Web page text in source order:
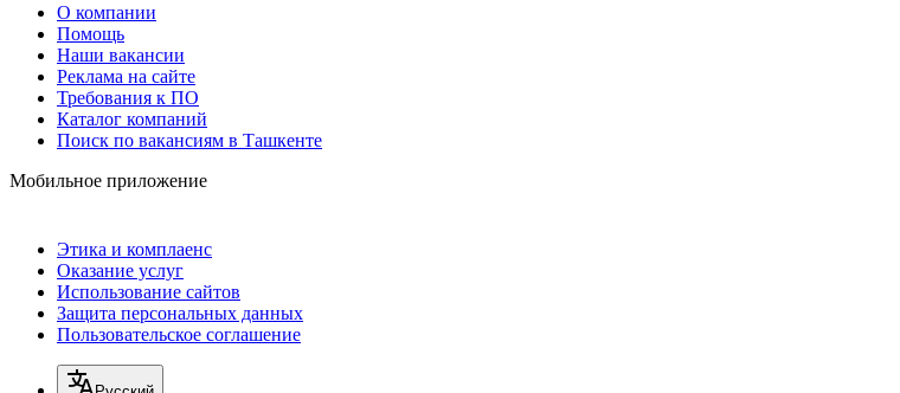
О компании
Помощь
Наши вакансии
Реклама на сайте
Требования к ПО
Каталог компаний
Поиск по вакансиям в Ташкенте
Мобильное приложение
Этика и комплаенс
Оказание услуг
Использование сайтов
Защита персональных данных
Пользовательское соглашение